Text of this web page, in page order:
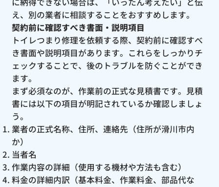
え、別の業者に相談することをおすすめします。
契約前に確認すべき書面・説明項目
トイレつまり修理を依頼する際、契約前に確認すべ
き書面や説明項目があります。これらをしっかりチ
ェックすることで、後のトラブルを防ぐことができ
ます。
まず必須なのが、作業前の正式な見積書です。見積
書には以下の項目が明記されているか確認しましょ
う。
業者の正式名称、住所、連絡先（住所が滑川市内
か）
当者名
作業内容の詳細（使用する機材や方法も含む）
料金の詳細内訳（基本料金、作業料金、部品代な